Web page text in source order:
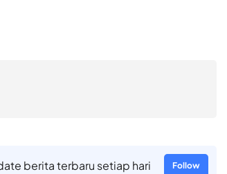
berita terbaru setiap hari Follow